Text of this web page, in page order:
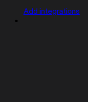
Add integrations